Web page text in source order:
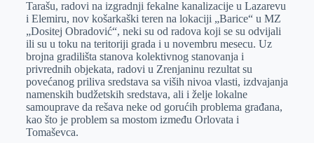
p
Tarašu, radovi na izgradnji fekalne kanalizacije u Lazarevu
i Elemiru, nov košarkaški teren na lokaciji „Barice“ u MZ
„Dositej Obradović“, neki su od radova koji se su odvijali
ili su u toku na teritoriji grada i u novembru mesecu. Uz
brojna gradilišta stanova kolektivnog stanovanja i
privrednih objekata, radovi u Zrenjaninu rezultat su
povećanog priliva sredstava sa viših nivoa vlasti, izdvajanja
namenskih budžetskih sredstava, ali i želje lokalne
samouprave da rešava neke od gorućih problema građana,
kao što je problem sa mostom između Orlovata i
Tomaševca.